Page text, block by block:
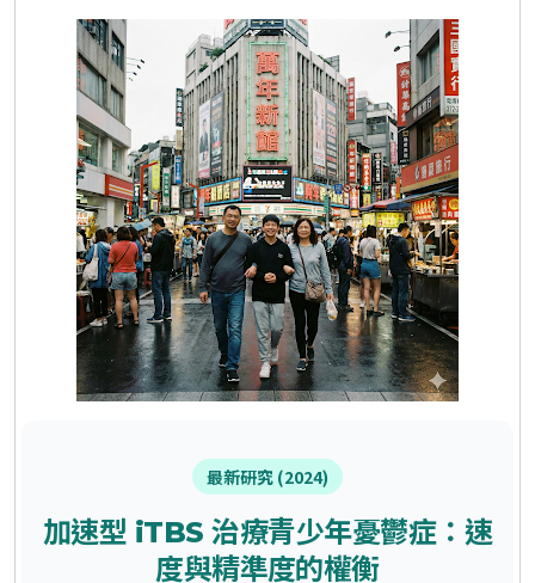
最新研究 (2024)
加速型 iTBS 治療青少年憂鬱症：速
度與精準度的權衡